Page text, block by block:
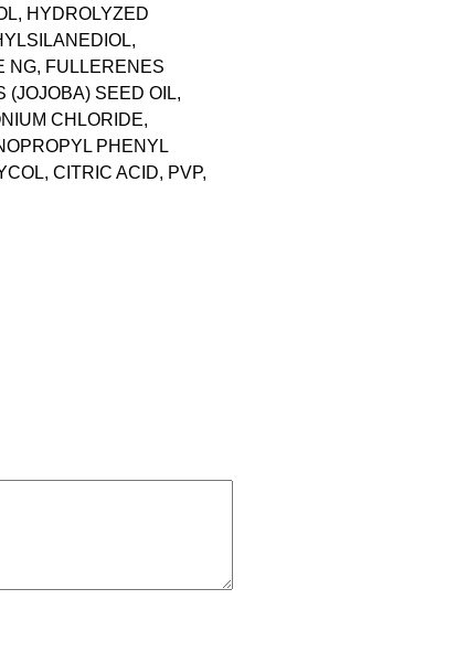
HYDROLYZED
NG, FULLERENES
(JOJOBA) SEED OIL,
CHLORIDE,
PHENYL
CITRIC ACID, PVP,